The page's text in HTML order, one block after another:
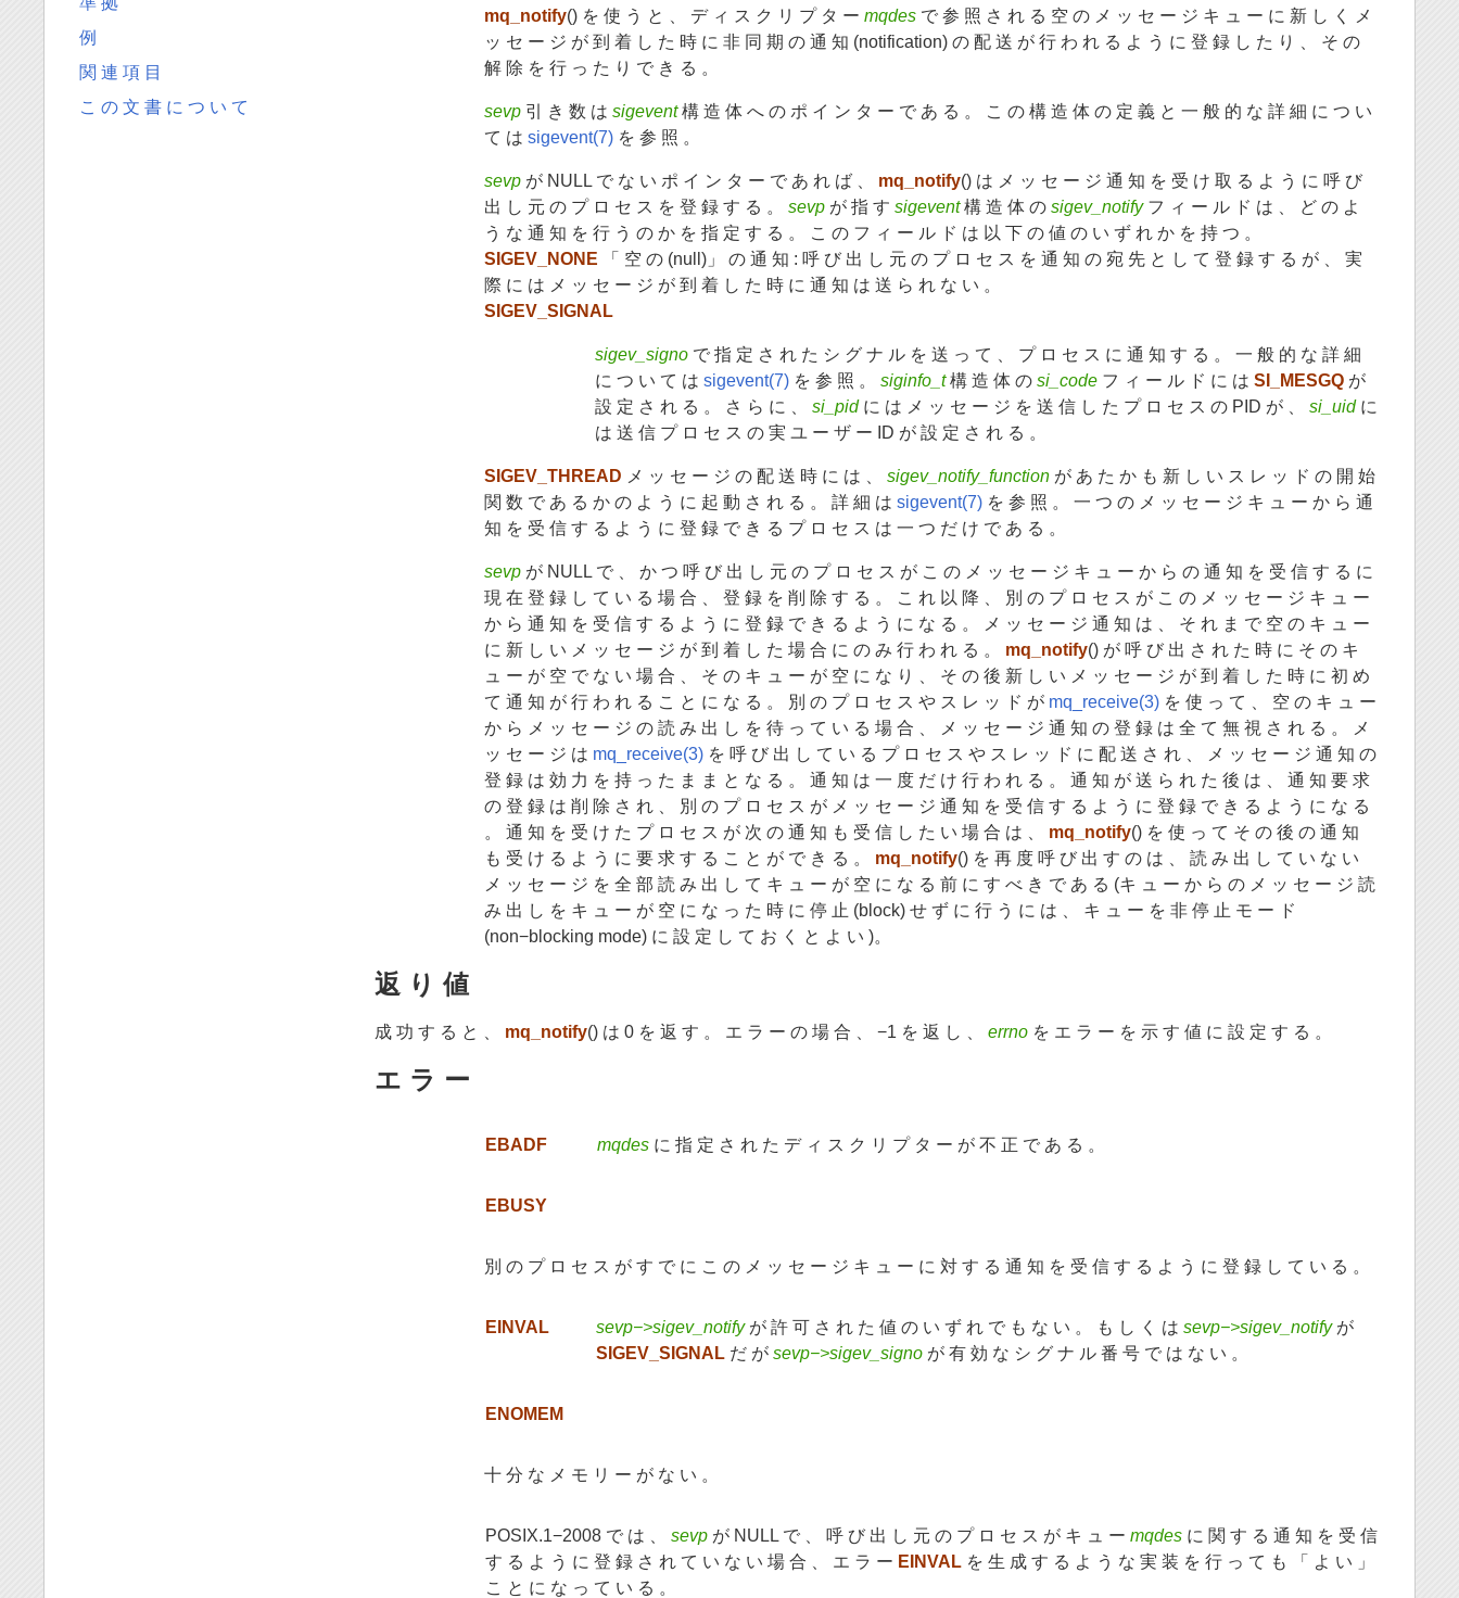
mq_notify() を 使 う と 、 デ ィ ス ク リ プ タ ーmqdes で 参 照 さ れ る 空 の メ ッ セ ー ジ キ ュ ー に 新 し く メ
ッ セ ー ジ が 到 着 し た 時 に 非 同 期 の 通 知 (notification) の 配 送 が 行 わ れ る よ う に 登 録 し た り 、 そ の
解 除 を 行 っ た り で き る 。
sevp 引 き 数 はsigevent構 造 体 へ の ポ イ ン タ ー で あ る 。 こ の 構 造 体 の 定 義 と 一 般 的 な 詳 細 に つ い
て はsigevent(7) を 参 照 。
sevp が NULL で な い ポ イ ン タ ー で あ れ ば 、 mq_notify() は メ ッ セ ー ジ 通 知 を 受 け 取 る よ う に 呼 び
出 し 元 の プ ロ セ ス を 登 録 す る 。sevp が 指 すsigevent構 造 体 のsigev_notifyフ ィ ー ル ド は 、 ど の よ
う な 通 知 を 行 う の か を 指 定 す る 。 こ の フ ィ ー ル ド は 以 下 の 値 の い ず れ か を 持 つ 。
SIGEV_NONE 「 空 の (null)」 の 通 知 : 呼 び 出 し 元 の プ ロ セ ス を 通 知 の 宛 先 と し て 登 録 す る が 、 実
際 に は メ ッ セ ー ジ が 到 着 し た 時 に 通 知 は 送 ら れ な い 。
SIGEV_SIGNAL
sigev_signo で 指 定 さ れ た シ グ ナ ル を 送 っ て 、 プ ロ セ ス に 通 知 す る 。 一 般 的 な 詳 細
に つ い て はsigevent(7) を 参 照 。siginfo_t構 造 体 のsi_code フ ィ ー ル ド に はSI_MESGQ が
設 定 さ れ る 。 さ ら に 、si_pidに は メ ッ セ ー ジ を 送 信 し た プ ロ セ ス の PID が 、si_uidに
は 送 信 プ ロ セ ス の 実 ユ ー ザ ー ID が 設 定 さ れ る 。
SIGEV_THREAD メ ッ セ ー ジ の 配 送 時 に は 、sigev_notify_function が あ た か も 新 し い ス レ ッ ド の 開 始
関 数 で あ る か の よ う に 起 動 さ れ る 。 詳 細 はsigevent(7) を 参 照 。 一 つ の メ ッ セ ー ジ キ ュ ー か ら 通
知 を 受 信 す る よ う に 登 録 で き る プ ロ セ ス は 一 つ だ け で あ る 。
sevp が NULL で 、 か つ 呼 び 出 し 元 の プ ロ セ ス が こ の メ ッ セ ー ジ キ ュ ー か ら の 通 知 を 受 信 す る に
現 在 登 録 し て い る 場 合 、 登 録 を 削 除 す る 。 こ れ 以 降 、 別 の プ ロ セ ス が こ の メ ッ セ ー ジ キ ュ ー
か ら 通 知 を 受 信 す る よ う に 登 録 で き る よ う に な る 。 メ ッ セ ー ジ 通 知 は 、 そ れ ま で 空 の キ ュ ー
に 新 し い メ ッ セ ー ジ が 到 着 し た 場 合 に の み 行 わ れ る 。 mq_notify() が 呼 び 出 さ れ た 時 に そ の キ
ュ ー が 空 で な い 場 合 、 そ の キ ュ ー が 空 に な り 、 そ の 後 新 し い メ ッ セ ー ジ が 到 着 し た 時 に 初 め
て 通 知 が 行 わ れ る こ と に な る 。 別 の プ ロ セ ス や ス レ ッ ド が mq_receive(3) を 使 っ て 、 空 の キ ュ ー
か ら メ ッ セ ー ジ の 読 み 出 し を 待 っ て い る 場 合 、 メ ッ セ ー ジ 通 知 の 登 録 は 全 て 無 視 さ れ る 。 メ
ッ セ ー ジ は mq_receive(3) を 呼 び 出 し て い る プ ロ セ ス や ス レ ッ ド に 配 送 さ れ 、 メ ッ セ ー ジ 通 知 の
登 録 は 効 力 を 持 っ た ま ま と な る 。 通 知 は 一 度 だ け 行 わ れ る 。 通 知 が 送 ら れ た 後 は 、 通 知 要 求
の 登 録 は 削 除 さ れ 、 別 の プ ロ セ ス が メ ッ セ ー ジ 通 知 を 受 信 す る よ う に 登 録 で き る よ う に な る
。 通 知 を 受 け た プ ロ セ ス が 次 の 通 知 も 受 信 し た い 場 合 は 、 mq_notify() を 使 っ て そ の 後 の 通 知
も 受 け る よ う に 要 求 す る こ と が で き る 。 mq_notify() を 再 度 呼 び 出 す の は 、 読 み 出 し て い な い
メ ッ セ ー ジ を 全 部 読 み 出 し て キ ュ ー が 空 に な る 前 に す べ き で あ る (キ ュ ー か ら の メ ッ セ ー ジ 読
み 出 し を キ ュ ー が 空 に な っ た 時 に 停 止 (block) せ ず に 行 う に は 、 キ ュ ー を 非 停 止 モ ー ド
(non−blocking mode) に 設 定 し て お く と よ い )。
返 り 値
成 功 す る と 、 mq_notify() は 0 を 返 す 。 エ ラ ー の 場 合 、 −1 を 返 し 、 errnoを エ ラ ー を 示 す 値 に 設 定 す る 。
エ ラ ー
EBADF mqdesに 指 定 さ れ た デ ィ ス ク リ プ タ ー が 不 正 で あ る 。
EBUSY
別 の プ ロ セ ス が す で に こ の メ ッ セ ー ジ キ ュ ー に 対 す る 通 知 を 受 信 す る よ う に 登 録 し て い る 。
EINVAL sevp−>sigev_notifyが 許 可 さ れ た 値 の い ず れ で も な い 。 も し く は sevp−>sigev_notifyが
SIGEV_SIGNALだ が sevp−>sigev_signoが 有 効 な シ グ ナ ル 番 号 で は な い 。
ENOMEM
十 分 な メ モ リ ー が な い 。
POSIX.1−2008 で は 、 sevpが NULL で 、 呼 び 出 し 元 の プ ロ セ ス が キ ュ ー mqdesに 関 す る 通 知 を 受 信
す る よ う に 登 録 さ れ て い な い 場 合 、 エ ラ ー EINVALを 生 成 す る よ う な 実 装 を 行 っ て も 「 よ い 」
こ と に な っ て い る 。
例
関 連 項 目
こ の 文 書 に つ い て